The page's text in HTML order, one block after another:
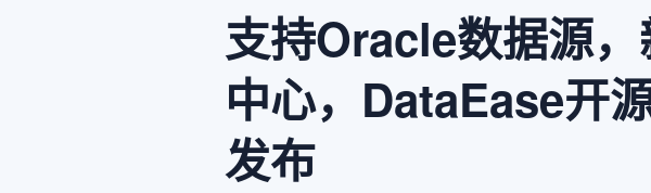
支持Oracle数据源
中心，DataEase开
发布